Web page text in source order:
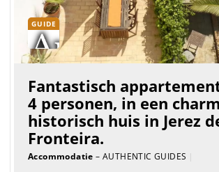
GUIDE
Fantastisch
4 personen, in een
historisch huis in Jerez
Fronteira.
Accommodatie – AUTHENTIC GUIDES |